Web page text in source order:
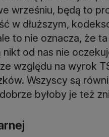
wrześniu, będą to
w dłuższym,
to nie oznacza, że
od nas nie
względu na wyrok
Wszyscy są
byłoby je też